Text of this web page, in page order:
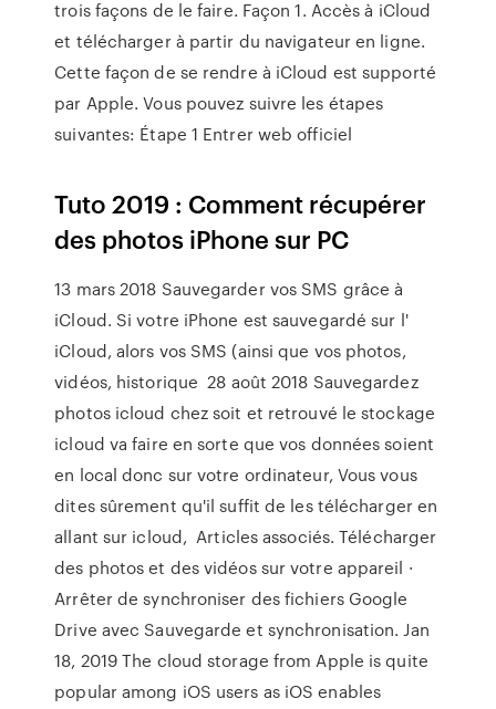
trois façons de le faire. Façon 1. Accès à iCloud
et télécharger à partir du navigateur en ligne.
Cette façon de se rendre à iCloud est supporté
par Apple. Vous pouvez suivre les étapes
suivantes: Étape 1 Entrer web officiel
Tuto 2019 : Comment récupérer
des photos iPhone sur PC
13 mars 2018 Sauvegarder vos SMS grâce à
iCloud. Si votre iPhone est sauvegardé sur l'
iCloud, alors vos SMS (ainsi que vos photos,
vidéos, historique 28 août 2018 Sauvegardez
photos icloud chez soit et retrouvé le stockage
icloud va faire en sorte que vos données soient
en local donc sur votre ordinateur, Vous vous
dites sûrement qu'il suffit de les télécharger en
allant sur icloud, Articles associés. Télécharger
des photos et des vidéos sur votre appareil ·
Arrêter de synchroniser des fichiers Google
Drive avec Sauvegarde et synchronisation. Jan
18, 2019 The cloud storage from Apple is quite
popular among iOS users as iOS enables